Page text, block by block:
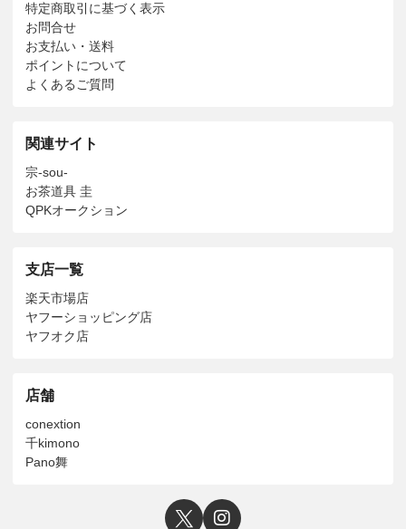
特定商取引に基づく表示
お問合せ
お支払い・送料
ポイントについて
よくあるご質問
関連サイト
宗-sou-
お茶道具 圭
QPKオークション
支店一覧
楽天市場店
ヤフーショッピング店
ヤフオク店
店舗
conextion
千kimono
Pano舞